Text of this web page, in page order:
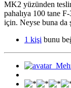
MK2 yüzünden
pahalıya 100 tane
için. Neyse buna da
1 kişi bunu